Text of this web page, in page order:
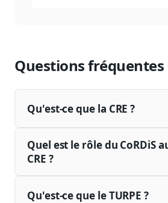
Questions fréquentes
Qu'est-ce que la CRE ?
Quel est le rôle du CoRDiS
CRE ?
Qu'est-ce que le TURPE ?